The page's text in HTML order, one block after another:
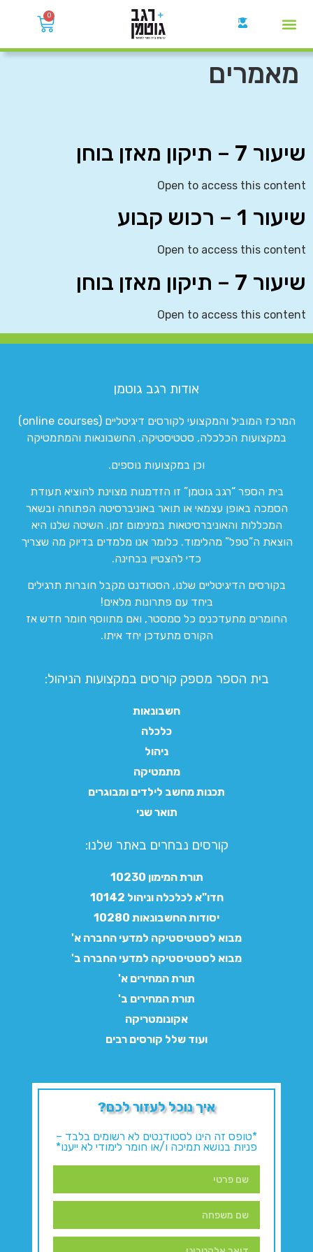
0
מאמרים
שיעור 7 – תיקון מאזן בוחן
Open to access this content
שיעור 1 – רכוש קבוע
Open to access this content
שיעור 7 – תיקון מאזן בוחן
Open to access this content
אודות רגב גוטמן
המרכז המוביל והמקצועי לקורסים דיגיטליים (online courses)
במקצועות הכלכלה, סטטיסטיקה, החשבונאות והמתמטיקה
וכן במקצועות נוספים.
בית הספר “רגב גוטמן” זו הזדמנות מצוינת להוציא תעודת
הסמכה באופן עצמאי או תואר באוניברסיטה הפתוחה ובשאר
המכללות והאוניברסיטאות במינימום זמן. השיטה שלנו היא
הוצאת ה”טפל” מהלימוד. כלומר אנו מלמדים בדיוק מה שצריך
כדי להצטיין בבחינה.
בקורסים הדיגיטליים שלנו, הסטודנט מקבל חוברות תרגילים
ביחד עם פתרונות מלאים!
החומרים מתעדכנים כל סמסטר, ואם מתווסף חומר חדש אז
הקורס מתעדכן יחד איתו.
בית הספר מספק קורסים במקצועות הניהול:
חשבונאות
כלכלה
ניהול
מתמטיקה
תכנות מחשב לילדים ומבוגרים
תואר שני
קורסים נבחרים באתר שלנו:​
תורת המימון 10230
חדו"א לכלכלה וניהול 10142
יסודות החשבונאות 10280
מבוא לסטטיסטיקה למדעי החברה א'
מבוא לסטטיסטיקה למדעי החברה ב'
תורת המחירים א'
תורת המחירים ב'
אקונומטריקה
ועוד שלל קורסים רבים
איך נוכל לעזור לכם?
*טופס זה הינו לסטודנטים לא רשומים בלבד –
פניות בנושא תמיכה ו/או חומר לימודי לא ייענו*